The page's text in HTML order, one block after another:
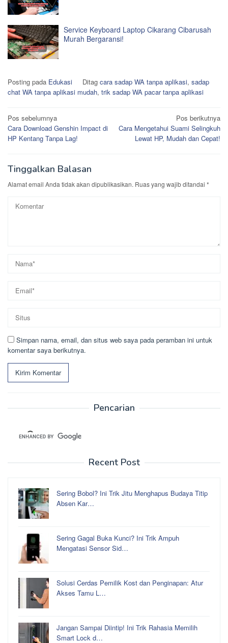
Service Keyboard Laptop Cikarang Cibarusah
Murah Bergaransi!
Posting pada Edukasi Ditag cara sadap WA tanpa aplikasi, sadap
chat WA tanpa aplikasi mudah, trik sadap WA pacar tanpa aplikasi
Navigasi
pos
Pos sebelumnya
Cara Download Genshin Impact di
HP Kentang Tanpa Lag!
Pos berikutnya
Cara Mengetahui Suami Selingkuh
Lewat HP, Mudah dan Cepat!
Tinggalkan Balasan
Alamat email Anda tidak akan dipublikasikan. Ruas yang wajib ditandai *
Simpan nama, email, dan situs web saya pada peramban ini untuk
komentar saya berikutnya.
Pencarian
Recent Post
Sering Bobol? Ini Trik Jitu Menghapus Budaya Titip
Absen Kar…
Sering Gagal Buka Kunci? Ini Trik Ampuh
Mengatasi Sensor Sid…
Solusi Cerdas Pemilik Kost dan Penginapan: Atur
Akses Tamu L…
Jangan Sampai Diintip! Ini Trik Rahasia Memilih
Smart Lock d…